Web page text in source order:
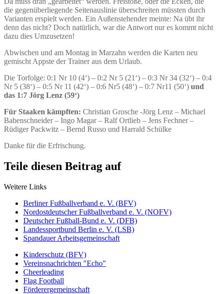
die gegenüberliegende Seitenauslinie überschreiten müssten durch
Varianten erspielt werden. Ein Außenstehender meinte: Na übt ihr
denn das nicht? Doch natürlich, war die Antwort nur es kommt nicht
dazu dies Umzusetzen!
Abwischen und am Montag in Marzahn werden die Karten neu
gemischt Appste der Trainer aus dem Urlaub.
Die Torfolge: 0:1 Nr 10 (4‘) – 0:2 Nr 5 (21‘) – 0:3 Nr 34 (32‘) – 0:4
Nr 5 (38‘) – 0:5 Nr 11 (42‘) – 0:6 Nr5 (48‘) – 0:7 Nr11 (50‘) und
das 1:7 Jörg Lenz (59‘)
Für Staaken kämpften: Christian Grosche -Jörg Lenz – Michael
Babenschneider – Ingo Magar – Ralf Ortlieb – Jens Fechner –
Rüdiger Packwitz – Bernd Russo und Harrald Schülke
Danke für die Erfrischung.
Teile diesen Beitrag auf
Weitere Links
Berliner Fußballverband e. V. (BFV)
Nordostdeutscher Fußballverband e. V. (NOFV)
Deutscher Fußball-Bund e. V. (DFB)
Landessportbund Berlin e. V. (LSB)
Spandauer Arbeitsgemeinschaft
Kinderschutz (BFV)
Vereinsnachrichten "Echo"
Cheerleading
Flag Football
Förderergemeinschaft